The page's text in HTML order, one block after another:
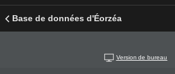
Base de données d'Éorzéa
Version de bureau